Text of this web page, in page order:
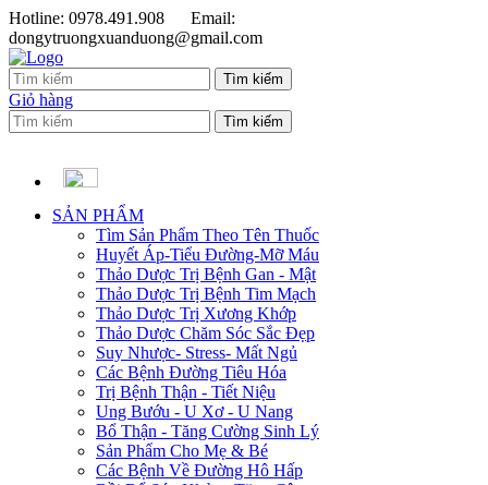
Hotline: 0978.491.908
Email:
dongytruongxuanduong@gmail.com
Giỏ hàng
SẢN PHẨM
Tìm Sản Phẩm Theo Tên Thuốc
Huyết Áp-Tiểu Đường-Mỡ Máu
Thảo Dược Trị Bệnh Gan - Mật
Thảo Dược Trị Bệnh Tim Mạch
Thảo Dược Trị Xương Khớp
Thảo Dược Chăm Sóc Sắc Đẹp
Suy Nhược- Stress- Mất Ngủ
Các Bệnh Đường Tiêu Hóa
Trị Bệnh Thận - Tiết Niệu
Ung Bướu - U Xơ - U Nang
Bổ Thận - Tăng Cường Sinh Lý
Sản Phẩm Cho Mẹ & Bé
Các Bệnh Về Đường Hô Hấp